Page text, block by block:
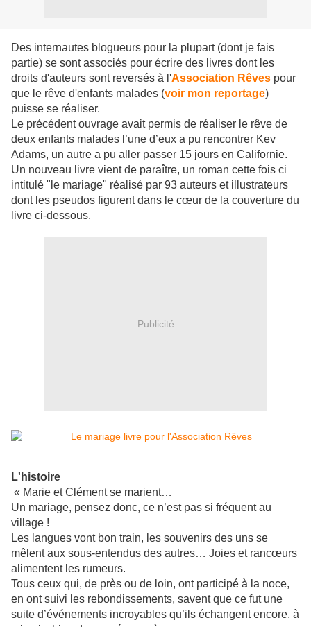
Des internautes blogueurs pour la plupart (dont je fais
partie) se sont associés pour écrire des livres dont les
droits d'auteurs sont reversés à l'Association Rêves pour
que le rêve d'enfants malades (voir mon reportage)
puisse se réaliser.
Le précédent ouvrage avait permis de réaliser le rêve de
deux enfants malades l’une d’eux a pu rencontrer Kev
Adams, un autre a pu aller passer 15 jours en Californie.
Un nouveau livre vient de paraître, un roman cette fois ci
intitulé "le mariage" réalisé par 93 auteurs et illustrateurs
dont les pseudos figurent dans le cœur de la couverture du
livre ci-dessous.
Publicité
L'histoire
« Marie et Clément se marient…
Un mariage, pensez donc, ce n’est pas si fréquent au
village !
Les langues vont bon train, les souvenirs des uns se
mêlent aux sous-entendus des autres… Joies et rancœurs
alimentent les rumeurs.
Tous ceux qui, de près ou de loin, ont participé à la noce,
en ont suivi les rebondissements, savent que ce fut une
suite d’événements incroyables qu’ils échangent encore, à